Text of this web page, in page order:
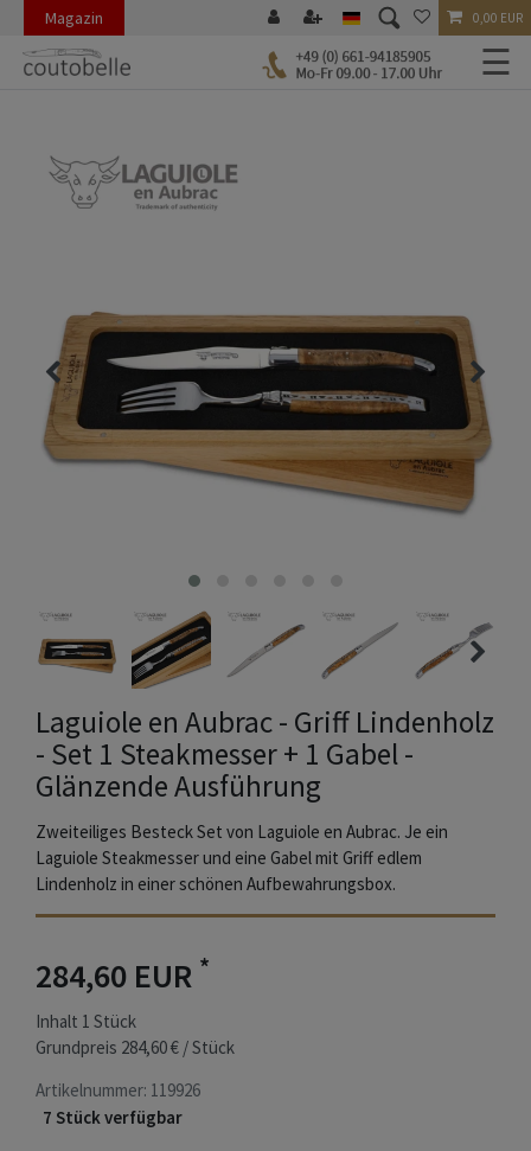
Magazin 0,00 EUR
☰
Laguiole en Aubrac - Griff Lindenholz
- Set 1 Steakmesser + 1 Gabel -
Glänzende Ausführung
Zweiteiliges Besteck Set von Laguiole en Aubrac. Je ein
Laguiole Steakmesser und eine Gabel mit Griff edlem
Lindenholz in einer schönen Aufbewahrungsbox.
284,60 EUR *
Inhalt 1 Stück
Grundpreis 284,60 € / Stück
Artikelnummer: 119926
7 Stück verfügbar